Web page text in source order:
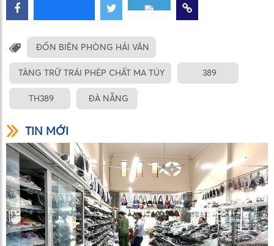
ĐỒN BIÊN PHÒNG HẢI VÂN
TÀNG TRỮ TRÁI PHÉP CHẤT MA TÚY 389
TH389 ĐÀ NẴNG
TIN MỚI